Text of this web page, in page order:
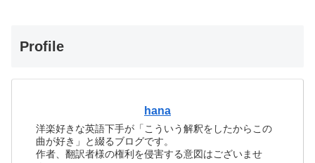
Profile
hana
洋楽好きな英語下手が「こういう解釈をしたからこの
曲が好き」と綴るブログです。
作者、翻訳者様の権利を侵害する意図はございませ